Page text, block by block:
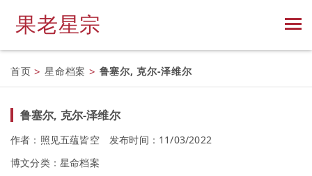
果老星宗
首页 > 星命档案 > 鲁塞尔, 克尔-泽维尔
鲁塞尔, 克尔-泽维尔
作者：照见五蕴皆空
发布时间：11/03/2022
博文分类： 星命档案